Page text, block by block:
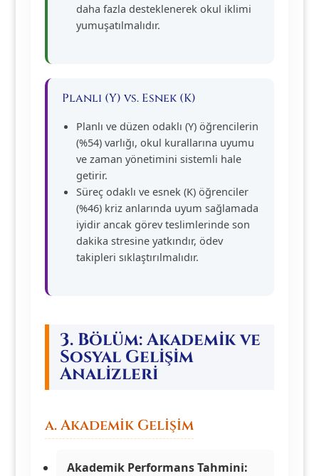
daha fazla desteklenerek okul iklimi
yumuşatılmalıdır.
Planlı (Y) vs. Esnek (K)
Planlı ve düzen odaklı (Y) öğrencilerin
(%54) varlığı, okul kurallarına uyumu
ve zaman yönetimini sistemli hale
getirir.
Süreç odaklı ve esnek (K) öğrenciler
(%46) kriz anlarında uyum sağlamada
iyidir ancak görev teslimlerinde son
dakika stresine yatkındır, ödev
takipleri sıklaştırılmalıdır.
3. Bölüm: Akademik ve
Sosyal Gelişim
Analizleri
a. Akademik Gelişim
Akademik Performans Tahmini: